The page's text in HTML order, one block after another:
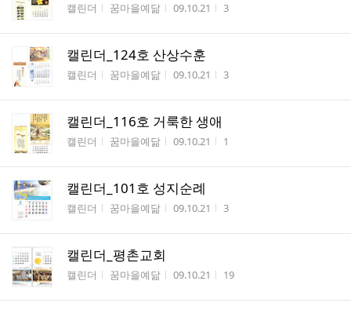
게시판명
캘린더 작성자
꿈마을예닮 작성시간
09.10.21 조회수
3
캘린더_124호 산상수훈
게시판명
캘린더 작성자
꿈마을예닮 작성시간
09.10.21 조회수
3
캘린더_116호 거룩한 생애
게시판명
캘린더 작성자
꿈마을예닮 작성시간
09.10.21 조회수
1
캘린더_101호 성지순례
게시판명
캘린더 작성자
꿈마을예닮 작성시간
09.10.21 조회수
3
캘린더_평촌교회
게시판명
캘린더 작성자
꿈마을예닮 작성시간
09.10.21 조회수
19